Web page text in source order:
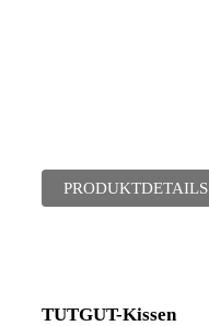
PRODUKTDETAILS
TUTGUT-Kissen